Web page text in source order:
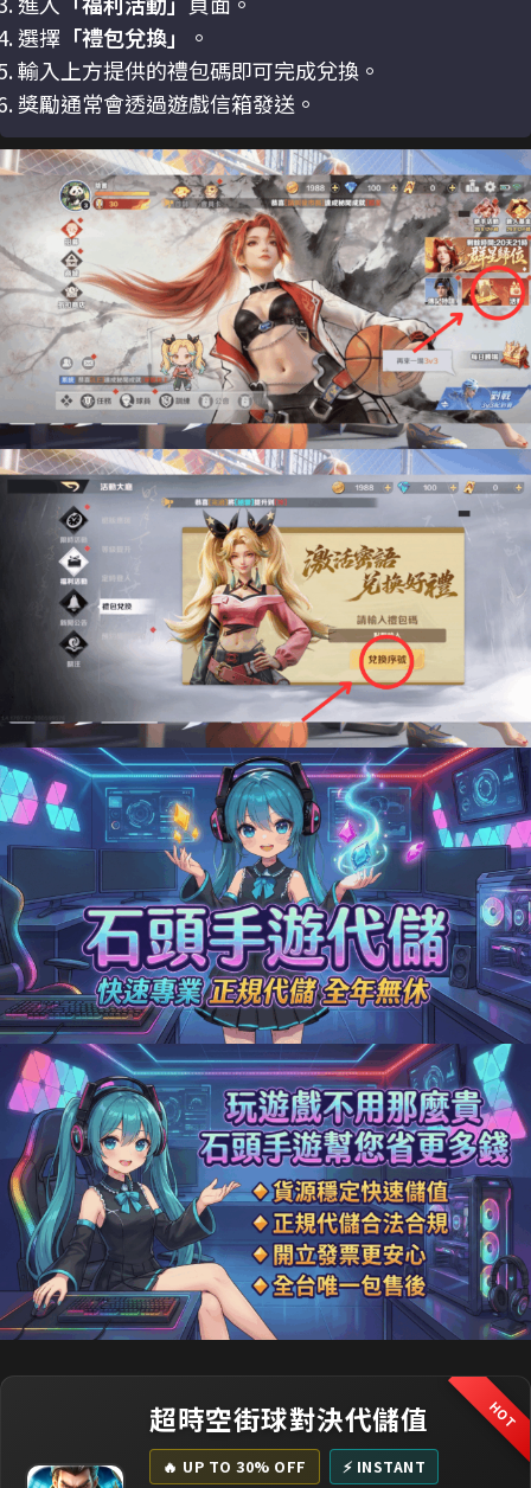
選擇 「禮包兌換」
。
輸入上方提供的禮包碼即可完成兌換。
獎勵通常會透過遊戲信箱發送。
HOT
超時空街球對決代儲值
🔥 UP TO 30% OFF ⚡ INSTANT